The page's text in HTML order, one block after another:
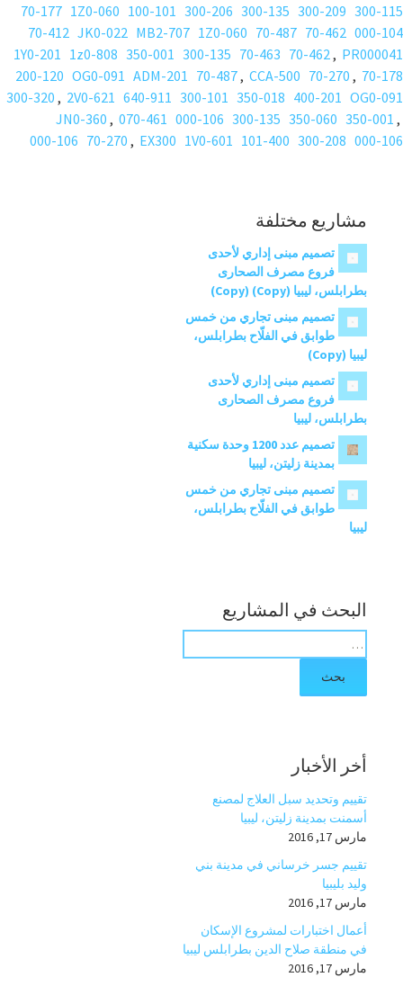
300-115
300-209
300-135
300-206
100-101
1Z0-060
70-177
000-104
70-462
70-487
1Z0-060
MB2-707
JK0-022
70-412
PR000041
,
70-462
70-463
300-135
350-001
1z0-808
1Y0-201
70-178
,
70-270
CCA-500
,
70-487
ADM-201
OG0-091
200-120
OG0-091
400-201
350-018
300-101
640-911
2V0-621
,
300-320
,
350-001
350-060
300-135
000-106
070-461
,
JN0-360
000-106
300-208
101-400
1V0-601
EX300
,
70-270
000-106
مشاريع مختلفة
تصميم مبنى إداري لأحدى
فروع مصرف الصحارى
بطرابلس، ليبيا (Copy) (Copy)
تصميم مبنى تجاري من خمس
طوابق في الفلّاح بطرابلس،
ليبيا (Copy)
تصميم مبنى إداري لأحدى
فروع مصرف الصحارى
بطرابلس، ليبيا
تصميم عدد 1200 وحدة سكنية
بمدينة زليتن، ليبيا
تصميم مبنى تجاري من خمس
طوابق في الفلّاح بطرابلس،
ليبيا
البحث في المشاريع
ح
ع
أخر الأخبار
تقييم وتحديد سبل العلاج لمصنع
أسمنت بمدينة زليتن، ليبيا
مارس 17, 2016
تقييم جسر خرساني في مدينة بني
وليد بليبيا
مارس 17, 2016
أعمال اختبارات لمشروع الإسكان
في منطقة صلاح الدين بطرابلس ليبيا
مارس 17, 2016